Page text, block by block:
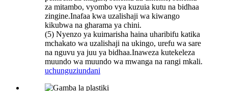
za mitambo, vyombo vya kuzuia kutu na bidhaa
zingine.Inafaa kwa uzalishaji wa kiwango
kikubwa na gharama ya chini.
(5) Nyenzo ya kuimarisha haina uharibifu katika
mchakato wa uzalishaji na ukingo, urefu wa sare
na nguvu ya juu ya bidhaa.Inaweza kutekeleza
muundo wa muundo wa mwanga na rangi mkali.
uchunguziundani